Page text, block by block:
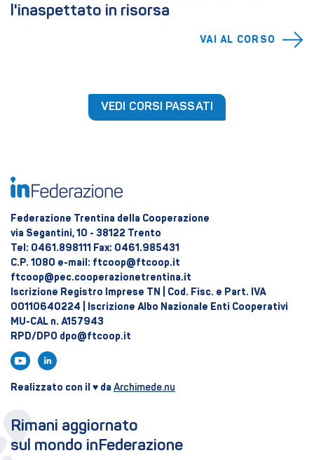
l'inaspettato in risorsa
VAI AL CORSO
VEDI CORSI PASSATI
Federazione Trentina della Cooperazione
via Segantini, 10 - 38122 Trento
Tel: 0461.898111 Fax: 0461.985431
C.P. 1080 e-mail: ftcoop@ftcoop.it
ftcoop@pec.cooperazionetrentina.it
Iscrizione Registro Imprese TN | Cod. Fisc. e Part. IVA
00110640224 | Iscrizione Albo Nazionale Enti Cooperativi
MU-CAL n. A157943
RPD/DPO dpo@ftcoop.it
Realizzato con il ♥ da Archimede.nu
Rimani aggiornato
sul mondo inFederazione